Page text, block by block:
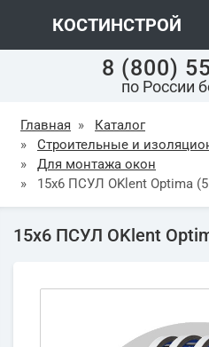
КОСТИНСТРОЙ
8 (800)
по России
Главная »
Каталог
»
Строительные и
»
Для монтажа окон
»
15х6 ПСУЛ OKlent Optima
15х6 ПСУЛ OKlent